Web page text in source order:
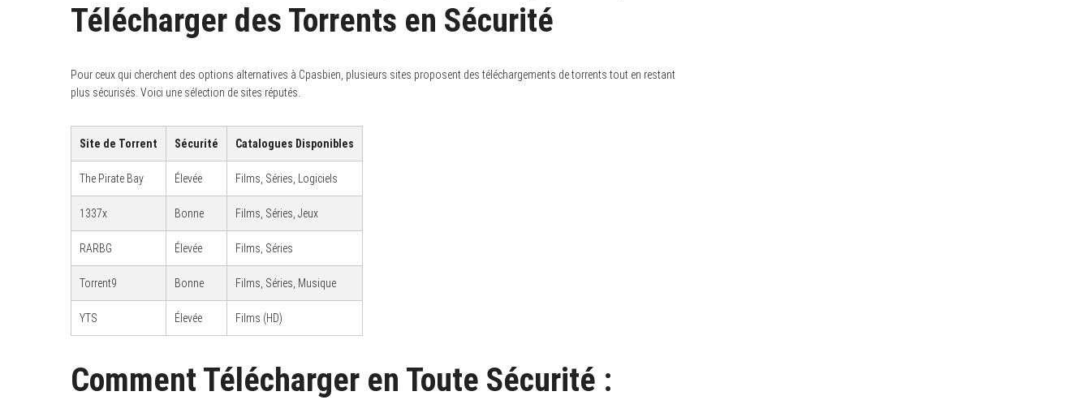
Télécharger des Torrents en Sécurité
Pour ceux qui cherchent des options alternatives à Cpasbien, plusieurs sites proposent des téléchargements de torrents tout en restant
plus sécurisés. Voici une sélection de sites réputés.
Site de Torrent Sécurité Catalogues Disponibles
The Pirate Bay Élevée Films, Séries, Logiciels
1337x Bonne Films, Séries, Jeux
RARBG Élevée Films, Séries
Torrent9 Bonne Films, Séries, Musique
YTS Élevée Films (HD)
Comment Télécharger en Toute Sécurité :